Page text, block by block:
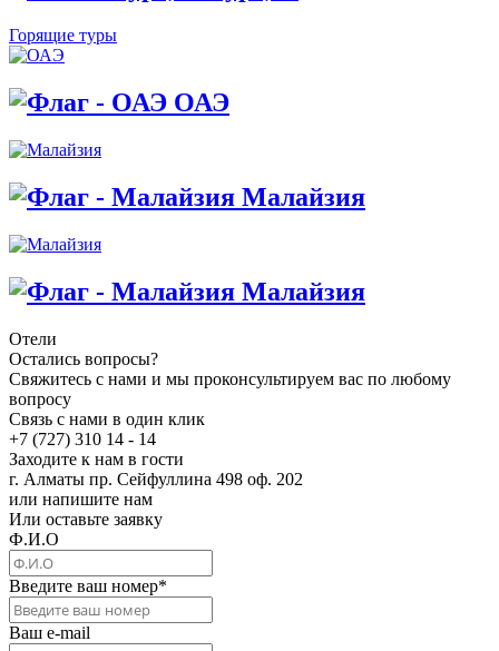
Горящие туры
ОАЭ
Малайзия
Малайзия
Отели
Остались вопросы?
Свяжитесь с нами и мы проконсультируем вас по любому
вопросу
Связь с нами в один клик
+7 (727) 310 14 - 14
Заходите к нам в гости
г. Алматы пр. Сейфуллина 498 оф. 202
или напишите нам
Или оставьте заявку
Ф.И.О
Введите ваш номер*
Ваш e-mail